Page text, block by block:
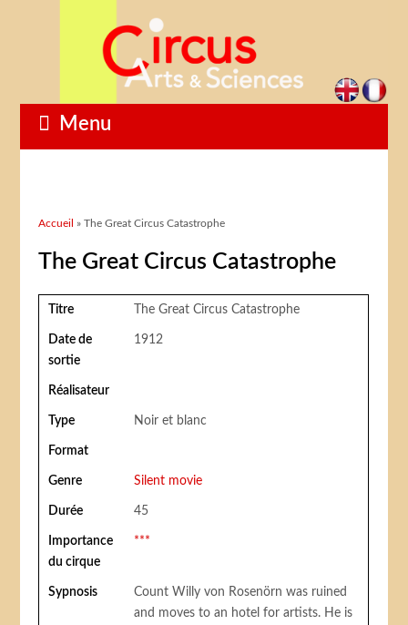
Menu
Vous êtes ici
Accueil » The Great Circus Catastrophe
The Great Circus Catastrophe
Titre The Great Circus Catastrophe
Date de
sortie
1912
Réalisateur
Type Noir et blanc
Format
Genre Silent movie
Durée 45
Importance
du cirque
***
Sypnosis
Count Willy von Rosenörn was ruined
and moves to an hotel for artists. He is